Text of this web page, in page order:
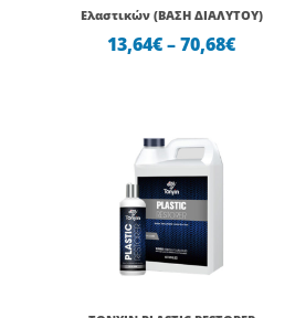
Ελαστικών (ΒΑΣΗ ΔΙΑΛΥΤΟΥ)
13,64€–70,68€